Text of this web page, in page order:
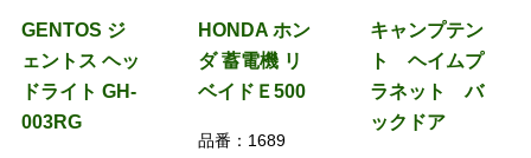
GENTOS ジ
ェントス ヘッ
ドライト GH-
003RG
HONDA ホン
ダ 蓄電機 リ
ベイドＥ500
品番： 1689
キャンプテン
ト ヘイムプ
ラネット バ
ックドア